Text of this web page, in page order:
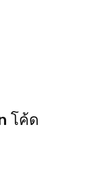
โค้ด